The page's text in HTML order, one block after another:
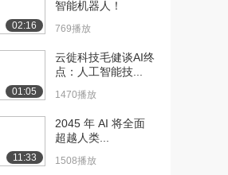
02:16
智能机器人！
769播放
01:05
云徙科技毛健谈AI终
点：人工智能技...
1470播放
11:33
2045 年 AI 将全面
超越人类...
1508播放